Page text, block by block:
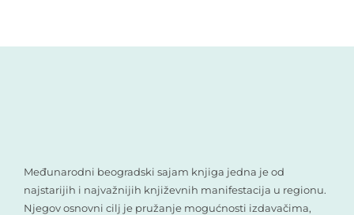
Međunarodni beogradski sajam knjiga jedna je od
najstarijih i najvažnijih književnih manifestacija u regionu.
Njegov osnovni cilj je pružanje mogućnosti izdavačima,